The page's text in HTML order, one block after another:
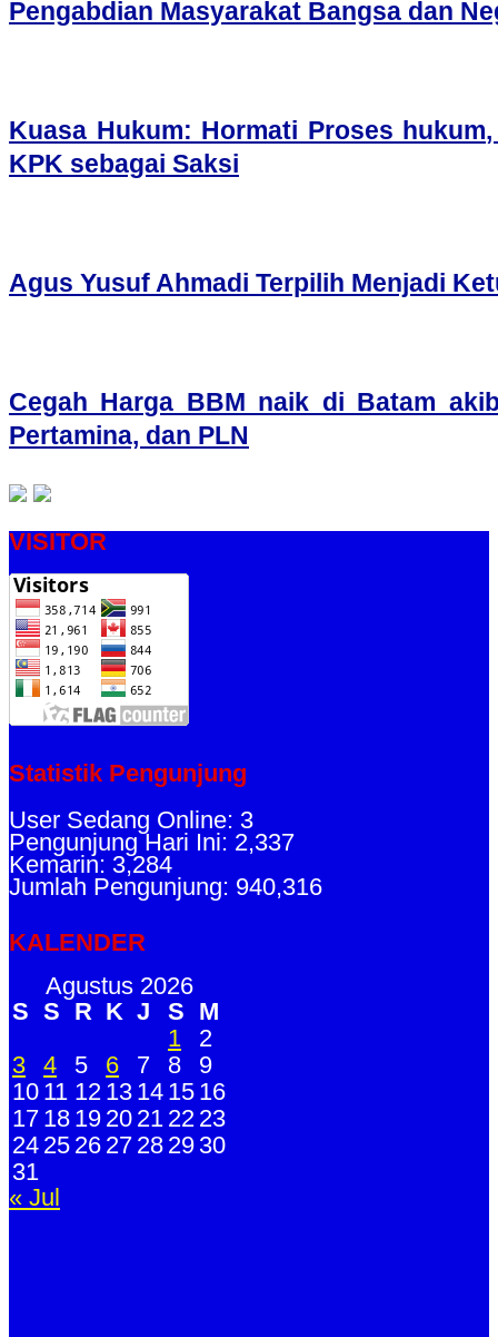
Pengabdian Masyarakat Bangsa dan
Kuasa Hukum: Hormati Proses
KPK sebagai Saksi
Agus Yusuf Ahmadi Terpilih Menjadi
Cegah Harga BBM naik di Batam
Pertamina, dan PLN
VISITOR
Statistik Pengunjung
User Sedang Online: 3
Pengunjung Hari Ini: 2,337
Kemarin: 3,284
Jumlah Pengunjung: 940,316
KALENDER
Agustus 2026
S S R K J S M
1
2
3
4 5 6 7 8
9
10 11 12 13 14 15 16
17 18 19 20 21 22 23
24 25 26 27 28 29 30
31
« Jul